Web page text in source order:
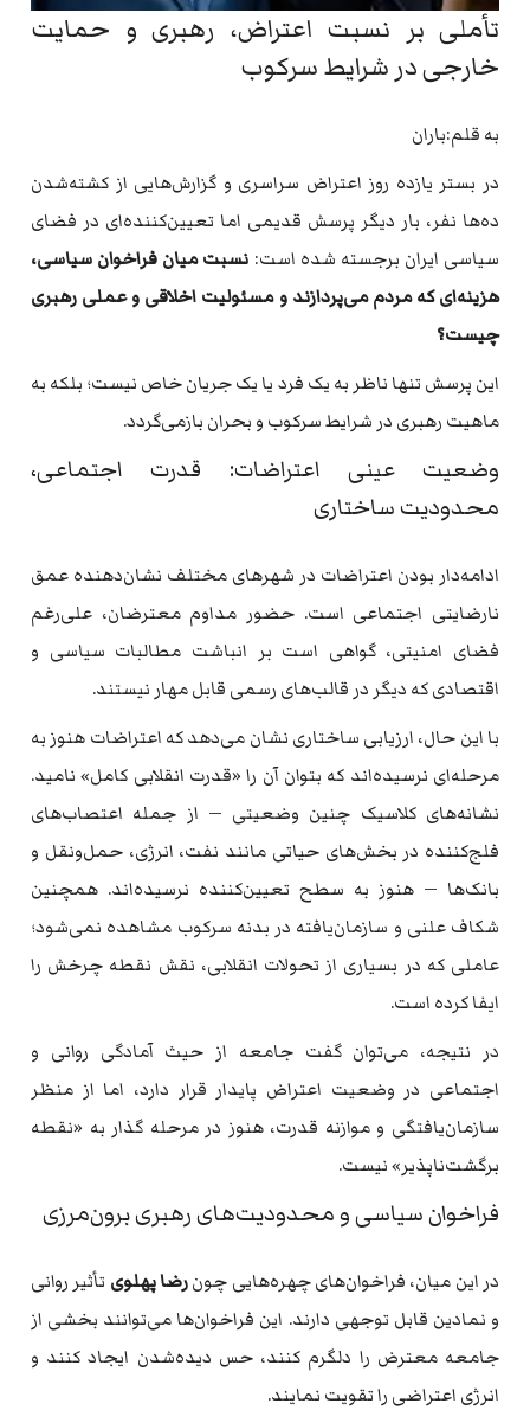
تأملی بر نسبت اعتراض، رهبری و حمایت
خارجی در شرایط سرکوب
به قلم:باران
در بستر یازده روز اعتراض سراسری و گزارش‌هایی از کشته‌شدن
ده‌ها نفر، بار دیگر پرسش قدیمی اما تعیین‌کننده‌ای در فضای
سیاسی ایران برجسته شده است: نسبت میان فراخوان سیاسی،
هزینه‌ای که مردم می‌پردازند و مسئولیت اخلاقی و عملی رهبری
چیست؟
این پرسش تنها ناظر به یک فرد یا یک جریان خاص نیست؛ بلکه به
ماهیت رهبری در شرایط سرکوب و بحران بازمی‌گردد.
وضعیت عینی اعتراضات: قدرت اجتماعی،
محدودیت ساختاری
ادامه‌دار بودن اعتراضات در شهرهای مختلف نشان‌دهنده عمق
نارضایتی اجتماعی است. حضور مداوم معترضان، علی‌رغم
فضای امنیتی، گواهی است بر انباشت مطالبات سیاسی و
اقتصادی که دیگر در قالب‌های رسمی قابل مهار نیستند.
با این حال، ارزیابی ساختاری نشان می‌دهد که اعتراضات هنوز به
مرحله‌ای نرسیده‌اند که بتوان آن را «قدرت انقلابی کامل» نامید.
نشانه‌های کلاسیک چنین وضعیتی — از جمله اعتصاب‌های
فلج‌کننده در بخش‌های حیاتی مانند نفت، انرژی، حمل‌ونقل و
بانک‌ها — هنوز به سطح تعیین‌کننده نرسیده‌اند. همچنین
شکاف علنی و سازمان‌یافته در بدنه سرکوب مشاهده نمی‌شود؛
عاملی که در بسیاری از تحولات انقلابی، نقش نقطه چرخش را
ایفا کرده است.
در نتیجه، می‌توان گفت جامعه از حیث آمادگی روانی و
اجتماعی در وضعیت اعتراض پایدار قرار دارد، اما از منظر
سازمان‌یافتگی و موازنه قدرت، هنوز در مرحله گذار به «نقطه
برگشت‌ناپذیر» نیست.
فراخوان سیاسی و محدودیت‌های رهبری برون‌مرزی
در این میان، فراخوان‌های چهره‌هایی چونرضا پهلوی تأثیر روانی
و نمادین قابل توجهی دارند. این فراخوان‌ها می‌توانند بخشی از
جامعه معترض را دلگرم کنند، حس دیده‌شدن ایجاد کنند و
انرژی اعتراضی را تقویت نمایند.